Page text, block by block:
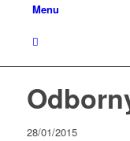
Menu
28/01/2015